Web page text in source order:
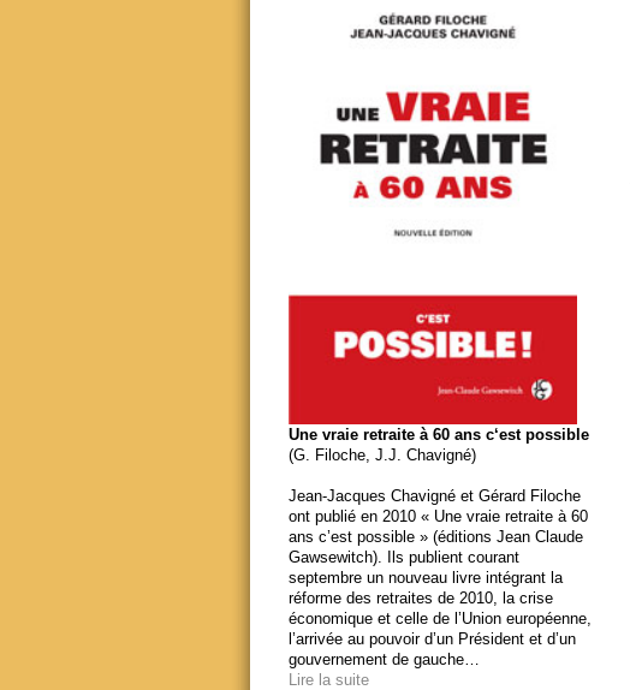
Une vraie retraite à 60 ans c‘est possible
(G. Filoche, J.J. Chavigné)
Jean-Jacques Chavigné et Gérard Filoche
ont publié en 2010 « Une vraie retraite à 60
ans c’est possible » (éditions Jean Claude
Gawsewitch). Ils publient courant
septembre un nouveau livre intégrant la
réforme des retraites de 2010, la crise
économique et celle de l’Union européenne,
l’arrivée au pouvoir d’un Président et d’un
gouvernement de gauche…
Lire la suite